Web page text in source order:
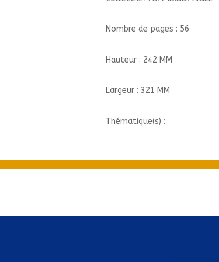
Nombre de pages : 56
Hauteur : 242 MM
Largeur : 321 MM
Thématique(s) :